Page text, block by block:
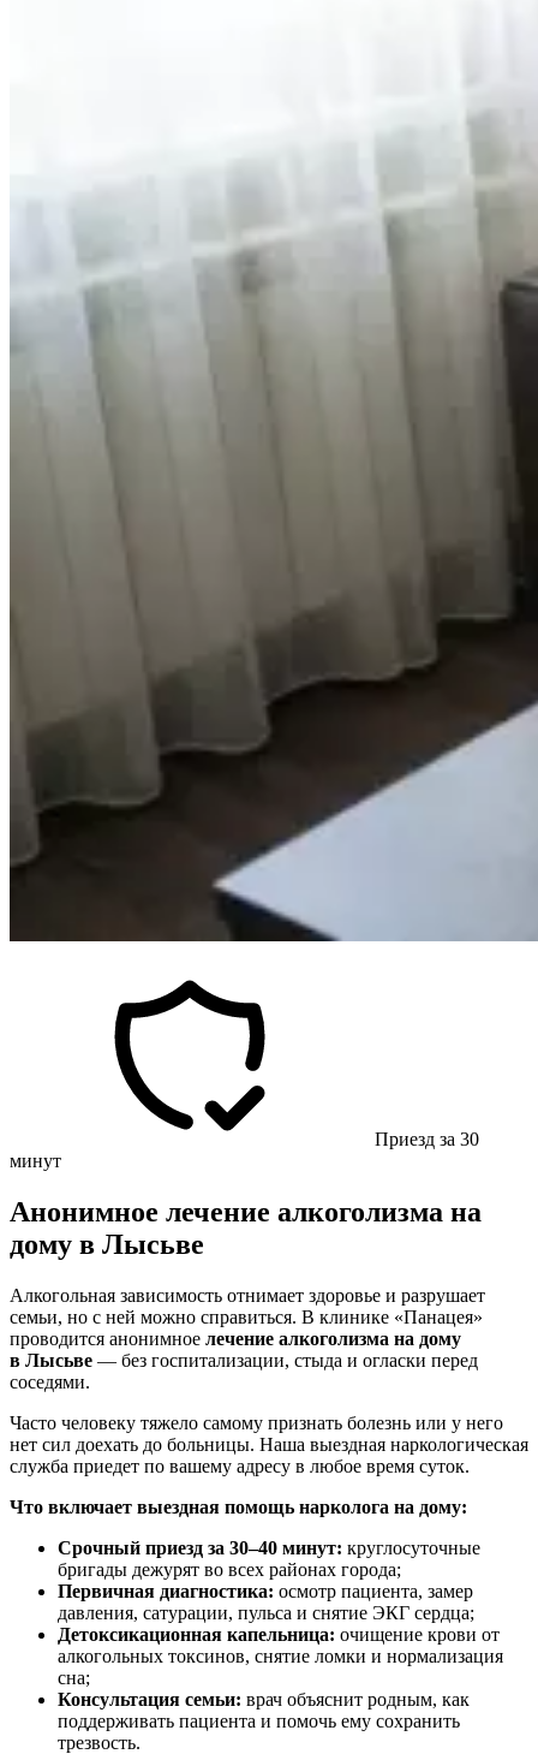
Приезд за 30
минут
Анонимное лечение алкоголизма на
дому в Лысьве
Алкогольная зависимость отнимает здоровье и разрушает
семьи, но с ней можно справиться. В клинике «Панацея»
проводится анонимное лечение алкоголизма на дому
в Лысьве — без госпитализации, стыда и огласки перед
соседями.
Часто человеку тяжело самому признать болезнь или у него
нет сил доехать до больницы. Наша выездная наркологическая
служба приедет по вашему адресу в любое время суток.
Что включает выездная помощь нарколога на дому:
Срочный приезд за 30–40 минут: круглосуточные
бригады дежурят во всех районах города;
Первичная диагностика: осмотр пациента, замер
давления, сатурации, пульса и снятие ЭКГ сердца;
Детоксикационная капельница: очищение крови от
алкогольных токсинов, снятие ломки и нормализация
сна;
Консультация семьи: врач объяснит родным, как
поддерживать пациента и помочь ему сохранить
трезвость.